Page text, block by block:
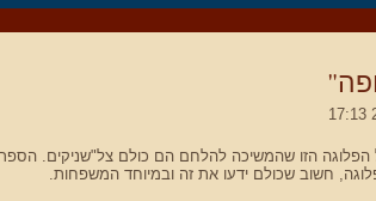
הפלוגה הזו שהמשיכה להלחם הם כולם צל"שניקים.
חשוב שכולם ידעו את זה ובמיוחד המשפחות.